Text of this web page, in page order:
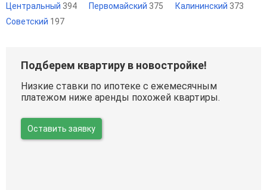
Центральный 394 Первомайский 375 Калининский 373
Советский 197
Подберем квартиру в новостройке!
Низкие ставки по ипотеке с ежемесячным
платежом ниже аренды похожей квартиры.
Оставить заявку